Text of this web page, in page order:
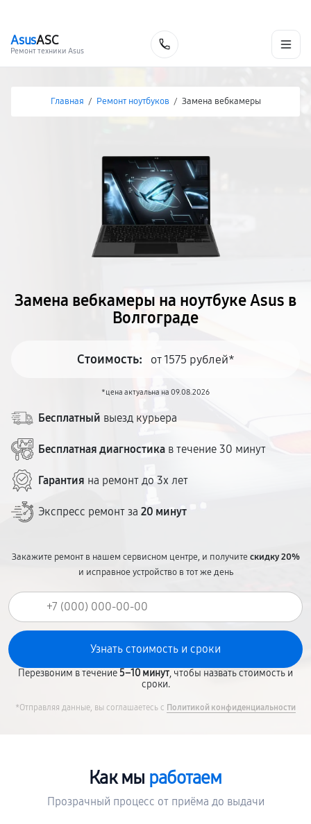
AsusASC
Ремонт техники Asus
Главная / Ремонт ноутбуков / Замена вебкамеры
Замена вебкамеры на ноутбуке Asus в
Волгограде
Стоимость: от 1575 рублей*
*цена актуальна на 09.08.2026
Бесплатный выезд курьера
Бесплатная диагностика в течение 30 минут
Гарантия на ремонт до 3х лет
Экспресс ремонт за 20 минут
Закажите ремонт в нашем сервисном центре, и получитескидку 20%
и исправное устройство в тот же день
Перезвоним в течение5–10 минут, чтобы назвать стоимость и
сроки.
*Отправляя данные, вы соглашаетесь с Политикой конфиденциальности
Как мы работаем
Прозрачный процесс от приёма до выдачи